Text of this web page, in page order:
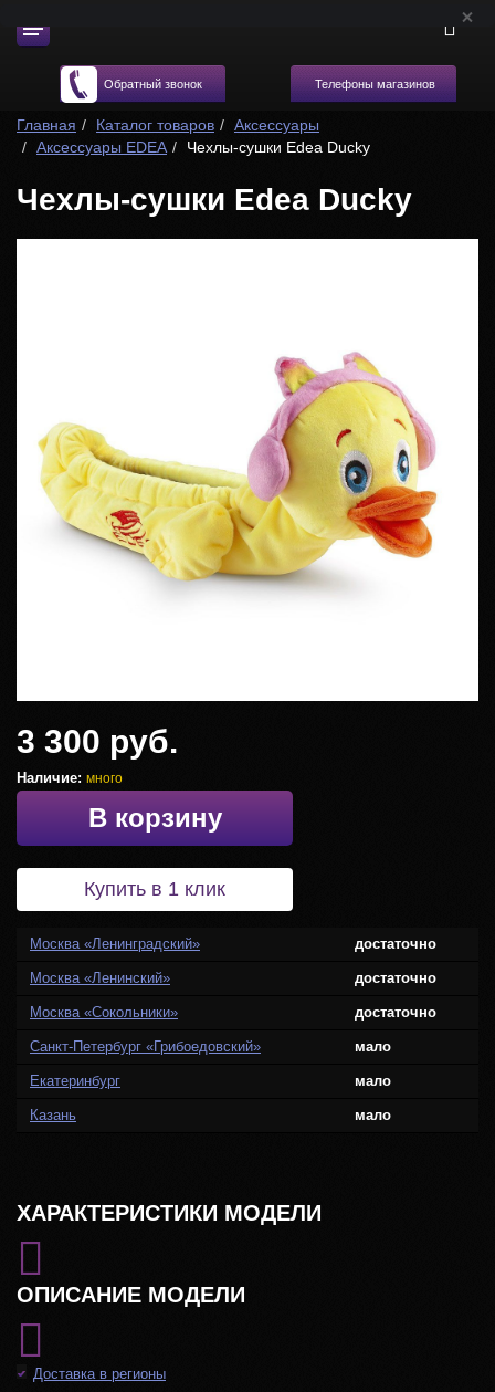
Обратный звонок Телефоны магазинов
Главная Каталог товаров
Аксессуары
Аксессуары EDEA
Чехлы-сушки Edea Ducky
Чехлы-сушки Edea Ducky
3 300 руб.
Наличие: много
В корзину
Купить в 1 клик
Москва «Ленинградский» достаточно
Москва «Ленинский» достаточно
Москва «Сокольники» достаточно
Санкт-Петербург «Грибоедовский» мало
Екатеринбург мало
Казань мало
ХАРАКТЕРИСТИКИ МОДЕЛИ
ОПИСАНИЕ МОДЕЛИ
Доставка в регионы